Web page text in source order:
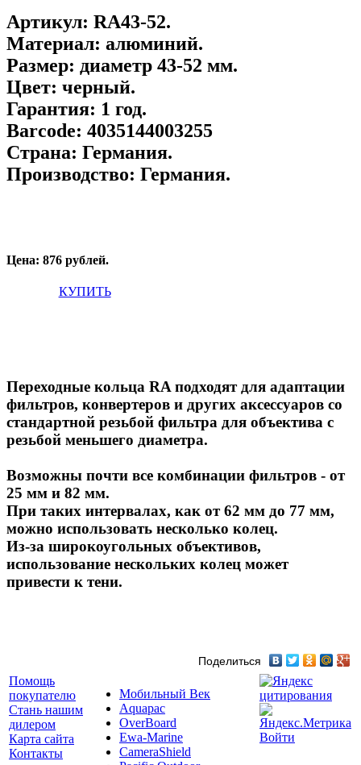
Артикул: RA43-52.
Материал: алюминий.
Размер: диаметр 43-52 мм.
Цвет: черный.
Гарантия: 1 год.
Barcode: 4035144003255
Страна: Германия.
Производство: Германия.
Цена: 876 рублей.
КУПИТЬ
Переходные кольца RA подходят для адаптации
фильтров, конвертеров и других аксессуаров со
стандартной резьбой фильтра для объектива с
резьбой меньшего диаметра.
Возможны почти все комбинации фильтров - от
25 мм и 82 мм.
При таких интервалах, как от 62 мм до 77 мм,
можно использовать несколько колец.
Из-за широкоугольных объективов,
использование нескольких колец может
привести к тени.
Поделиться
Помощь
покупателю
Стань нашим
дилером
Карта сайта
Контакты
Мобильный Век
Aquapac
OverBoard
Ewa-Marine
CameraShield
Войти